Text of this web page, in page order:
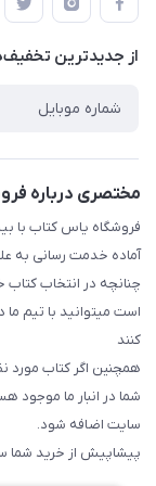
قبلی با شماره ۰۹۳۷۱۷۴۲۴۲۳ امکان پذیر است)
لیست محصولات
درباره ما
حریم خصوصی
راهنما
از جدید‌ترین
مختصری درباره
آماده خدمت رسانی به
چنانچه در انتخاب
است میتوانید با تیم ما
کنند
همچنین اگر کتاب مورد
شما در انبار ما موجود
سایت اضافه شود.
پیشاپیش از خرید شما